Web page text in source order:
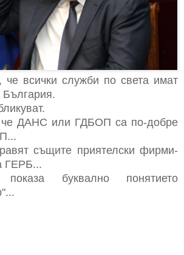
че всички служби по света имат
България.
че ДАНС или ГДБОП са по-добре
същите приятелски фирми-
ГЕРБ...
буквално понятието